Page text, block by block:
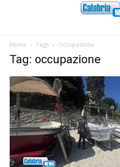
Home Tags Occupazione
Tag: occupazione